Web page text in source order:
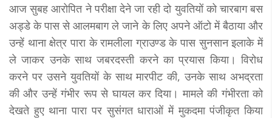
आज सुबह आरोपित ने परीक्षा देने जा रही दो युवतियों को चारबाग बस
अड्डे के पास से आलमबाग ले जाने के लिए अपने ऑटो में बैठाया और
उन्हें थाना क्षेत्र पारा के रामलीला ग्राउण्ड के पास सुनसान इलाके में
ले जाकर उनके साथ जबरदस्ती करने का प्रयास किया। विरोध
करने पर उसने युवतियों के साथ मारपीट की, उनके साथ अभद्रता
की और उन्हें गंभीर रूप से घायल कर दिया। मामले की गंभीरता को
देखते हुए थाना पारा पर सुसंगत धाराओं में मुकदमा पंजीकृत किया